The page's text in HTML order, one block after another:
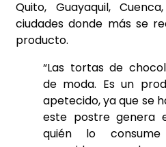
Quito, Guayaquil,
ciudades donde más se
producto.
“Las tortas de
de moda. Es un
apetecido, ya que se
este postre genera
quién lo